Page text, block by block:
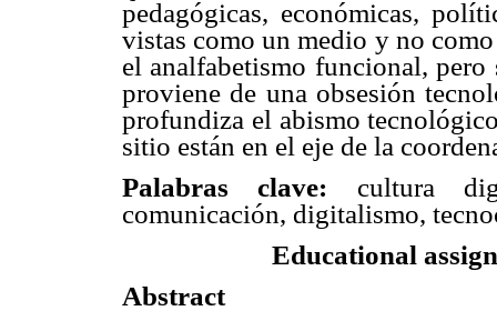
pedagógicas, económicas,
vistas como un medio y no
el analfabetismo funcional,
proviene de una obsesión
profundiza el abismo
sitio están en el eje de la
Palabras clave: cultura
comunicación, digitalismo,
Educational
Abstract